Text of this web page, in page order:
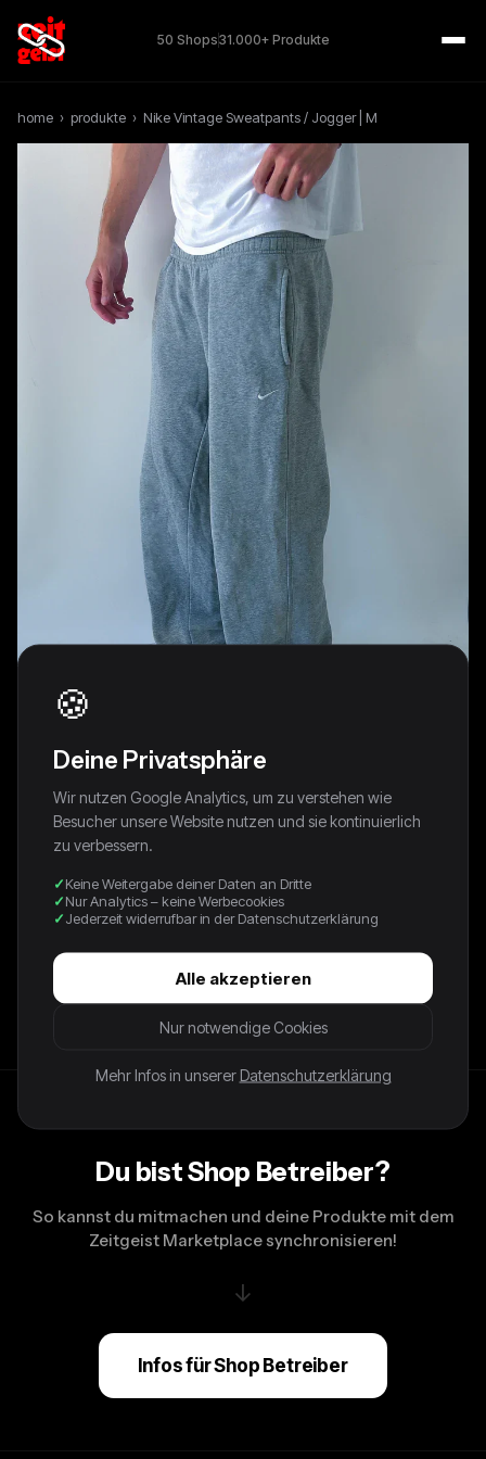
50 Shops31.000+ Produkte
home › produkte › Nike Vintage Sweatpants / Jogger | M
Nike Vintage Sweatpants / Jogger | M
68,00 €
Condition: 9/10 Größe: M Farbe: Grau (VTD-NZ)
Du bist Shop Betreiber?
So kannst du mitmachen und deine Produkte mit dem
Zeitgeist Marketplace synchronisieren!
↓
Infos für Shop Betreiber
🍪
Deine Privatsphäre
Wir nutzen Google Analytics, um zu verstehen wie
Besucher unsere Website nutzen und sie kontinuierlich
zu verbessern.
Keine Weitergabe deiner Daten an Dritte
Nur Analytics – keine Werbecookies
Jederzeit widerrufbar in der Datenschutzerklärung
Alle akzeptieren
Nur notwendige Cookies
Mehr Infos in unserer Datenschutzerklärung